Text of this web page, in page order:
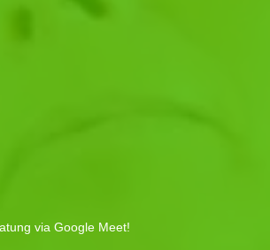
via Google Meet!